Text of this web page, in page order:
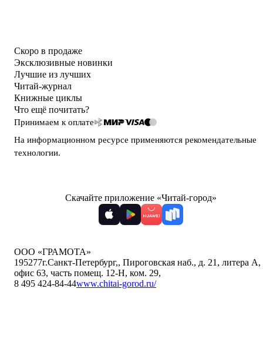
Скоро в продаже
Эксклюзивные новинки
Лучшие из лучших
Читай-журнал
Книжные циклы
Что ещё почитать?
Принимаем к оплате
На информационном ресурсе применяются рекомендательные
технологии.
Скачайте приложение «Читай-город»
ООО «ГРАМОТА»
195277г.Санкт-Петербург,, Пироговская наб., д. 21, литера А,
офис 63, часть помещ. 12-Н, ком. 29,
8 495 424-84-44www.chitai-gorod.ru/